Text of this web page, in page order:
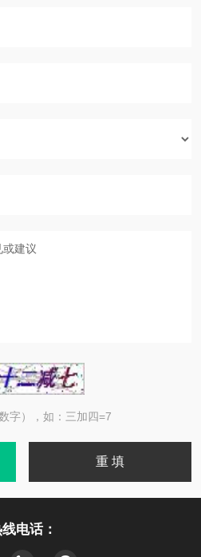
字），如：三加四=7
电话：